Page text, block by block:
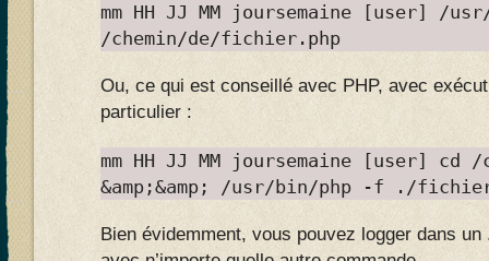
mm HH JJ MM joursemaine [user] /
/chemin/de/fichier.php
Ou, ce qui est conseillé avec PHP, avec
particulier :
mm HH JJ MM joursemaine [user] cd /
&amp;&amp; /usr/bin/php -f ./
Bien évidemment, vous pouvez logger dans